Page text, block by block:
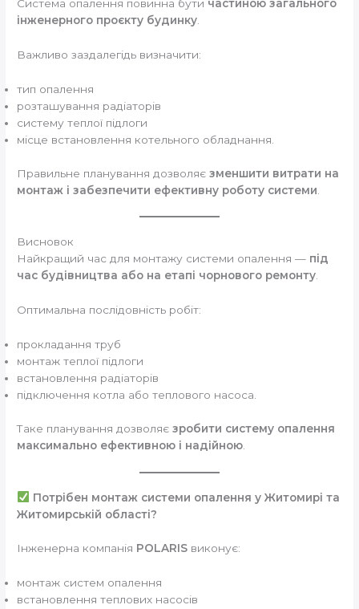
Система опалення повинна бути частиною загального
інженерного проєкту будинку.
Важливо заздалегідь визначити:
тип опалення
розташування радіаторів
систему теплої підлоги
місце встановлення котельного обладнання.
Правильне планування дозволяєзменшити витрати на
монтаж і забезпечити ефективну роботу системи
Висновок
Найкращий час для монтажу системи опалення — під
час будівництва або на етапі чорнового ремонту.
Оптимальна послідовність робіт:
прокладання труб
монтаж теплої підлоги
встановлення радіаторів
підключення котла або теплового насоса.
Таке планування дозволяєзробити систему опалення
максимально ефективною і надійною
Потрібен монтаж системи опалення у Житомирі та
Житомирській області?
Інженерна компанія POLARIS виконує:
монтаж систем опалення
встановлення теплових насосів